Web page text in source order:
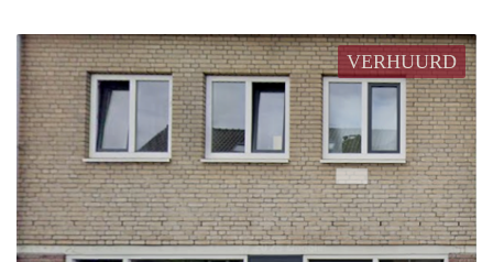
VERHUURD